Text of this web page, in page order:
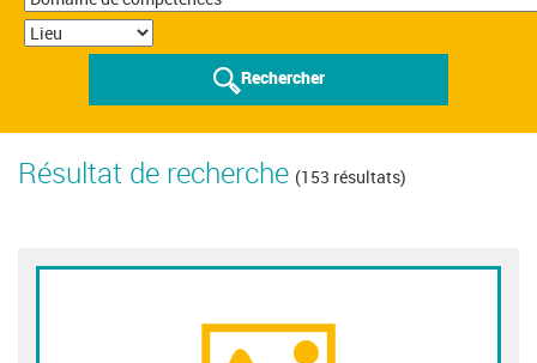
Rechercher
Résultat de recherche (153 résultats)